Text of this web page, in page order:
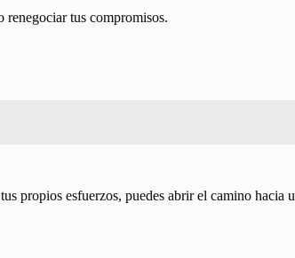
renegociar tus compromisos.
propios esfuerzos, puedes abrir el camino hacia